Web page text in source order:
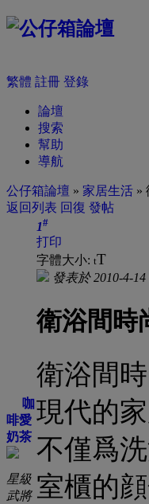
繁體 註冊 登錄
論壇
搜索
幫助
導航
公仔箱論壇 » 家居生活 »
返回列表 回復 發帖
咖
啡愛
奶茶
星級
武將
1#
打印
字體大小: tT
發表於 2010-4-
衛浴間時
衛浴間
現代的
不僅爲
室櫃的